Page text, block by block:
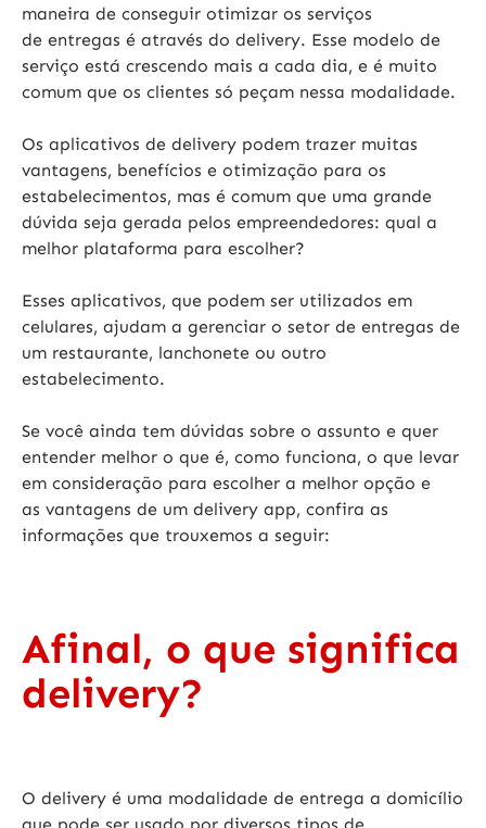
maneira de conseguir otimizar os serviços
de entregas é através do delivery. Esse modelo de
serviço está crescendo mais a cada dia, e é muito
comum que os clientes só peçam nessa modalidade.
Os aplicativos de delivery podem trazer muitas
vantagens, benefícios e otimização para os
estabelecimentos, mas é comum que uma grande
dúvida seja gerada pelos empreendedores: qual a
melhor plataforma para escolher?
Esses aplicativos, que podem ser utilizados em
celulares, ajudam a gerenciar o setor de entregas de
um restaurante, lanchonete ou outro
estabelecimento.
Se você ainda tem dúvidas sobre o assunto e quer
entender melhor o que é, como funciona, o que levar
em consideração para escolher a melhor opção e
as vantagens de um delivery app, confira as
informações que trouxemos a seguir:
Afinal, o que significa
delivery?
O delivery é uma modalidade de entrega a domicílio